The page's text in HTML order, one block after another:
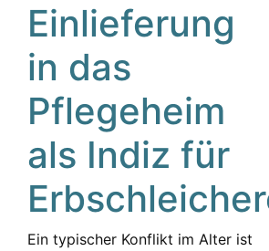
Einlieferung
in das
Pflegeheim
als Indiz für
Ein typischer Konflikt im Alter ist